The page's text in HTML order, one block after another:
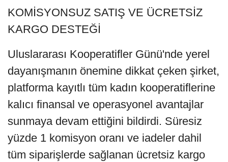
KOMİSYONSUZ SATIŞ VE ÜCRETSİZ
KARGO DESTEĞİ
Uluslararası Kooperatifler Günü'nde yerel
dayanışmanın önemine dikkat çeken şirket,
platforma kayıtlı tüm kadın kooperatiflerine
kalıcı finansal ve operasyonel avantajlar
sunmaya devam ettiğini bildirdi. Süresiz
yüzde 1 komisyon oranı ve iadeler dahil
tüm siparişlerde sağlanan ücretsiz kargo